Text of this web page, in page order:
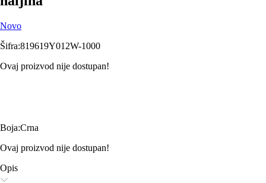
Novo
Šifra:819619Y012W-1000
Ovaj proizvod nije dostupan!
Boja:Crna
Ovaj proizvod nije dostupan!
Opis